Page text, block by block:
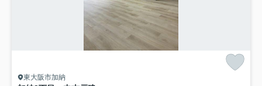
東大阪市加納